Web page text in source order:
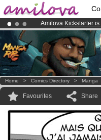
Amilova Kickstarter
Premium
Already 100000
Home > Comics Directory > Manga
Favourites Share